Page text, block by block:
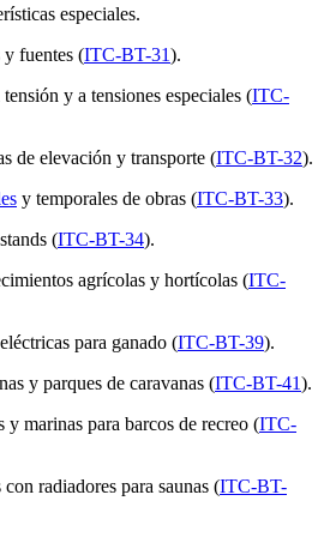
especiales.
y fuentes (ITC-BT-31).
y a tensiones especiales (ITC-
de elevación y transporte (ITC-BT-32).
y temporales de obras (ITC-BT-33).
(ITC-BT-34).
agrícolas y hortícolas (ITC-
para ganado (ITC-BT-39).
y parques de caravanas (ITC-BT-41).
y marinas para barcos de recreo (ITC-
radiadores para saunas (ITC-BT-